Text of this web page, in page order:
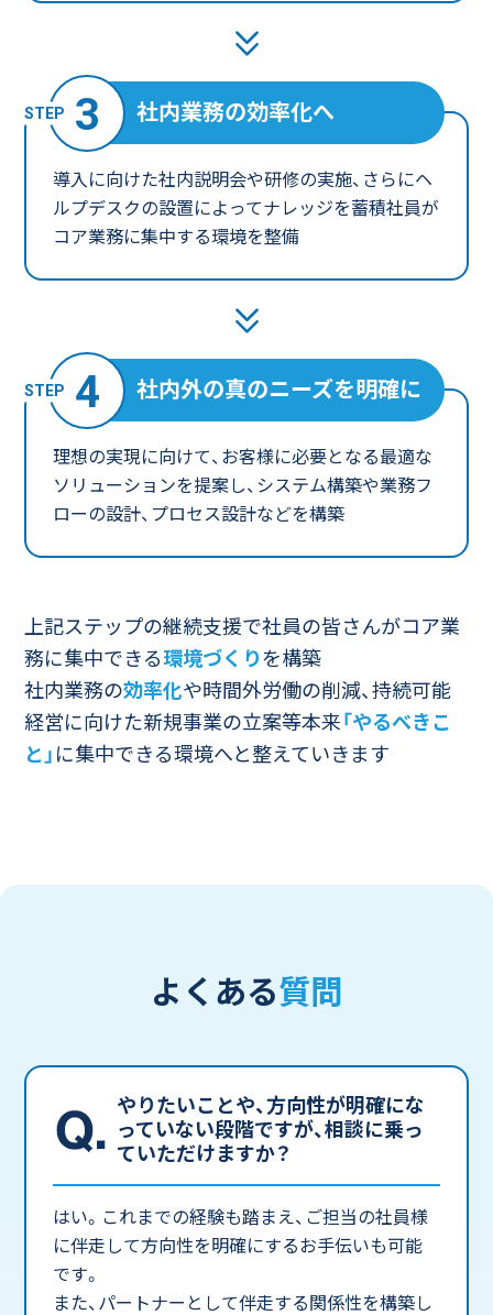
3 社内業務の効率化へ
導入に向けた社内説明会や研修の実施、さらにヘ
ルプデスクの設置によってナレッジを蓄積社員が
コア業務に集中する環境を整備
4 社内外の真のニーズを明確に
理想の実現に向けて、お客様に必要となる最適な
ソリューションを提案し、 システム構築や業務フ
ローの設計、プロセス設計などを構築
上記ステップの継続支援で社員の皆さんがコア業
務に集中できる環境づくりを構築
社内業務の効率化や時間外労働の削減、持続可能
経営に向けた新規事業の立案等本来「やるべきこ
と」 に集中できる環境へと整えていきます
よくある質問
やりたいことや、方向性が明確にな
っていない段階ですが、相談に乗っ
ていただけますか？
はい。これまでの経験も踏まえ、ご担当の社員様
に伴走して方向性を明確にするお手伝いも可能
です。
また、パートナーとして伴走する関係性を構築し